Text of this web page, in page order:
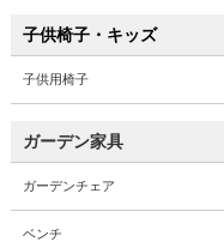
子供椅子・キッズ
子供用椅子
ガーデン家具
ガーデンチェア
ベンチ